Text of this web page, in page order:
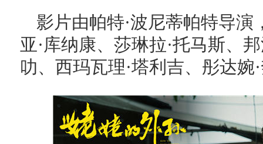
影片由帕特·波尼蒂帕特导演
亚·库纳康、莎琳拉·托马斯、
叻、西玛瓦理·塔利吉、彤达婉